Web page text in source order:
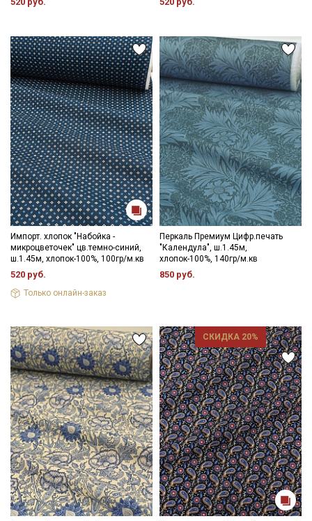
Импорт. хлопок "Набойка -
микроцветочек" цв.темно-синий,
ш.1.45м, хлопок-100%, 100гр/м.кв
520 руб.
Только онлайн-заказ
Перкаль Премиум Цифр.печать
"Календула", ш.1.45м,
хлопок-100%, 140гр/м.кв
850 руб.
СКИДКА 20%
Электронная почта
Подписаться
Ознакомлен(а) сПолитикой обработки персональных
данныхи даюСогласие на обработку персональных
данных
ДаюСогласие на получение рекламных и
информационных рассылок